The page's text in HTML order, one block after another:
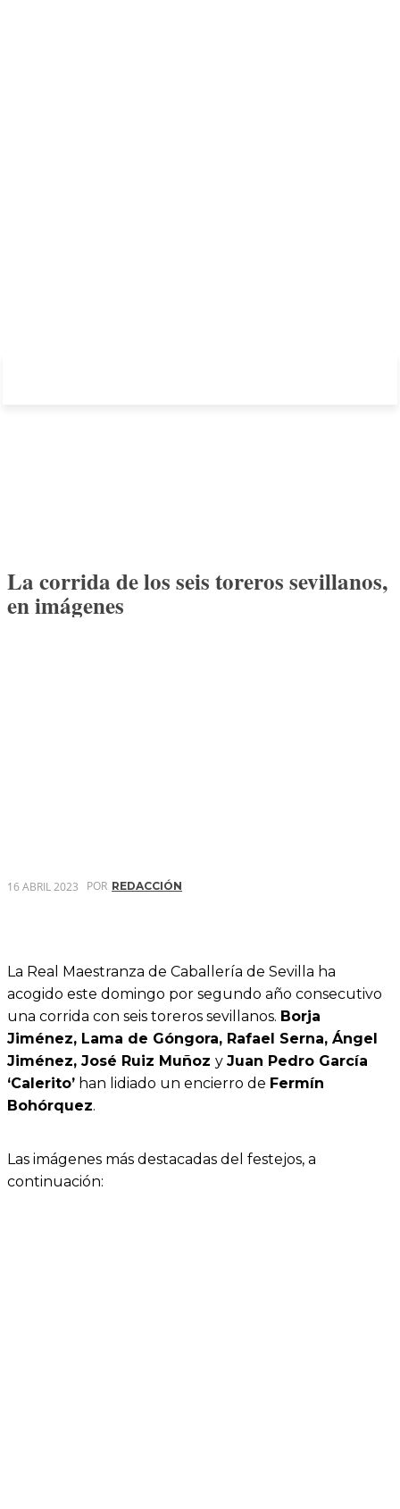
La corrida de los seis toreros sevillanos,
en imágenes
16 ABRIL 2023 POR REDACCIÓN
La Real Maestranza de Caballería de Sevilla ha
acogido este domingo por segundo año consecutivo
una corrida con seis toreros sevillanos. Borja
Jiménez, Lama de Góngora, Rafael Serna, Ángel
Jiménez, José Ruiz Muñoz y Juan Pedro García
‘Calerito’ han lidiado un encierro de Fermín
Bohórquez.
Las imágenes más destacadas del festejos, a
continuación: